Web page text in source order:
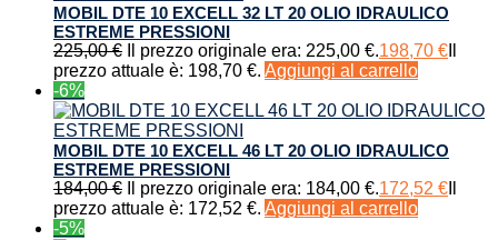
MOBIL DTE 10 EXCELL 32 LT 20 OLIO IDRAULICO
ESTREME PRESSIONI
225,00€ Il prezzo originale era: 225,00 €.198,70 €
prezzo attuale è: 198,70 €. Aggiungi al carrello
-6%
MOBIL DTE 10 EXCELL 46 LT 20 OLIO IDRAULICO
ESTREME PRESSIONI
184,00€ Il prezzo originale era: 184,00 €.172,52 €
prezzo attuale è: 172,52 €. Aggiungi al carrello
-5%